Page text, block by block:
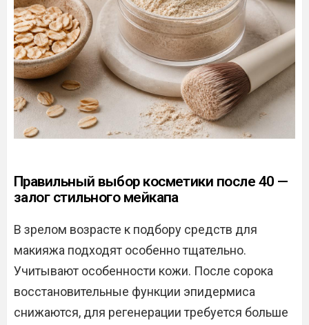
Правильный выбор косметики после 40 —
залог стильного мейкапа
В зрелом возрасте к подбору средств для
макияжа подходят особенно тщательно.
Учитывают особенности кожи. После сорока
восстановительные функции эпидермиса
снижаются, для регенерации требуется больше